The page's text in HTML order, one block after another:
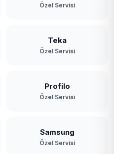
Özel Servisi
Teka
Özel Servisi
Profilo
Özel Servisi
Samsung
Özel Servisi